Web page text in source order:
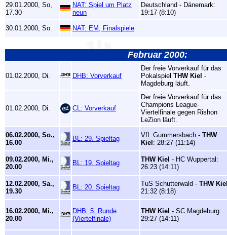
29.01.2000, So,
17.30
NAT: Spiel um Platz
neun
Deutschland - Dänemark:
19:17 (8:10)
30.01.2000, So. NAT: EM, Finalspiele
Februar 2000:
01.02.2000, Di. DHB: Vorverkauf
Der freie Vorverkauf für das
Pokalspiel THW Kiel -
Magdeburg läuft.
01.02.2000, Di. CL: Vorverkauf
Der freie Vorverkauf für das
Champions League-
Viertelfinale gegen Rishon
LeZion läuft.
06.02.2000, So.,
16.00
BL: 29. Spieltag VfL Gummersbach - THW
Kiel : 28:27 (11:14)
09.02.2000, Mi.,
20.00
BL: 19. Spieltag THW Kiel - HC Wuppertal:
26:23 (14:11)
12.02.2000, Sa.,
19.30
BL: 20. Spieltag TuS Schutterwald - THW
21:32 (8:18)
16.02.2000, Mi.,
20.00
DHB: 5. Runde
(Viertelfinale)
THW Kiel - SC Magdeburg:
29:27 (14:11)